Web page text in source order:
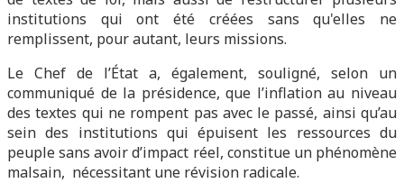
institutions qui ont été créées sans qu'elles ne
remplissent, pour autant, leurs missions.
Le Chef de l’État a, également, souligné, selon un
communiqué de la présidence, que l’inflation au niveau
des textes qui ne rompent pas avec le passé, ainsi qu’au
sein des institutions qui épuisent les ressources du
peuple sans avoir d’impact réel, constitue un phénomène
malsain, nécessitant une révision radicale.